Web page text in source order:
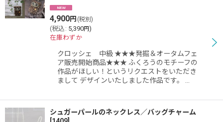
4,900円 (税別)
(税込 : 5,390円)
在庫わずか
クロッシェ 中級 ★★★発掘＆オータムフェ
ア販売開始商品★★★ ふくろうのモチーフの
作品がほしい！というリクエストをいただき
まして デザインいたしました作品です。 …
シュガーパールのネックレス／バッグチャーム